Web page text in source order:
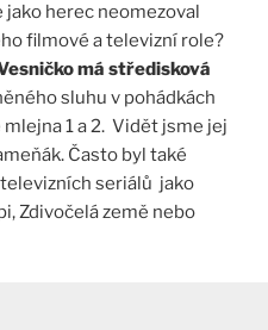
jako herec neomezoval
filmové a televizní role?
má středisková
sluhu v pohádkách
mlejna 1 a 2. Vidět jsme jej
Často byl také
seriálů jako
Zdivočelá země nebo